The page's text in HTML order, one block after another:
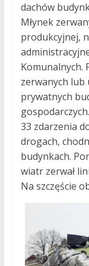
dachów
Młynek
produkcyjnej,
Komunalnych.
zerwanych lub
prywatnych
gospodarczych.
33 zdarzenia
drogach,
budynkach.
wiatr zerwał
Na szczęście